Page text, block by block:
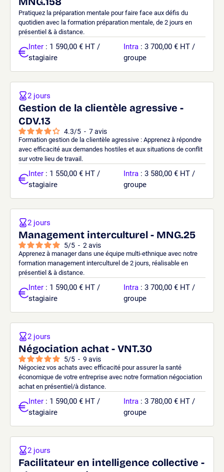
Pratiquez la préparation mentale pour faire face aux défis du
quotidien avec la formation préparation mentale, de 2 jours en
présentiel & à distance.
Inter : 1 590,00 € HT /
stagiaire
Intra : 3 700,00 € HT /
groupe
Gestion de la clientèle agressive -
CDV.13
4.3/5 - 7avis
Formation gestion de la clientèle agressive : Apprenez à répondre
avec efficacité aux demandes hostiles et aux situations de conflit
sur votre lieu de travail.
2 jours
Inter : 1 550,00 € HT /
stagiaire
Intra : 3 580,00 € HT /
groupe
Management interculturel - MNG.25
5/5 - 2avis
Apprenez à manager dans une équipe multi-ethnique avec notre
formation management interculturel de 2 jours, réalisable en
présentiel & à distance.
2 jours
Inter : 1 590,00 € HT /
stagiaire
Intra : 3 700,00 € HT /
groupe
Négociation achat - VNT.30
5/5 - 9 avis
Négociez vos achats avec efficacité pour assurer la santé
économique de votre entreprise avec notre formation négociation
achat en présentiel/à distance.
2 jours
Inter : 1 590,00 € HT /
stagiaire
Intra : 3 780,00 € HT /
groupe
Facilitateur en intelligence collective -
2 jours